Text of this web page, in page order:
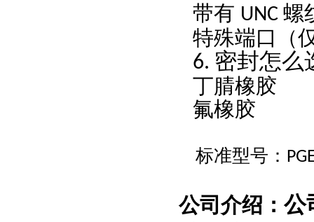
带有 UNC 螺
特殊端口（
6. 密封怎么
丁腈橡胶
氟橡胶
标准型号：
公司介绍： 公